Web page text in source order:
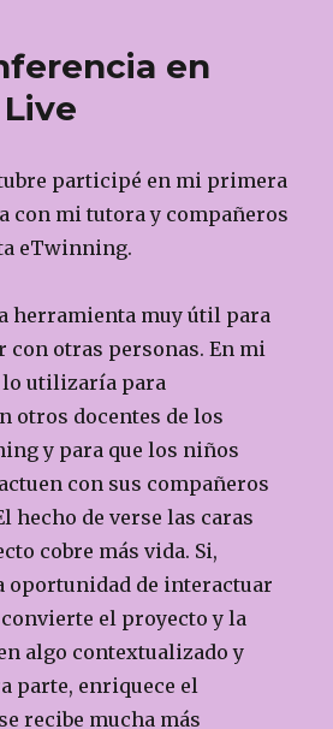
en
participé en mi primera
con mi tutora y compañeros
eTwinning.
herramienta muy útil para
con otras personas. En mi
utilizaría para
otros docentes de los
y para que los niños
con sus compañeros
hecho de verse las caras
cobre más vida. Si,
oportunidad de interactuar
el proyecto y la
algo contextualizado y
parte, enriquece el
recibe mucha más